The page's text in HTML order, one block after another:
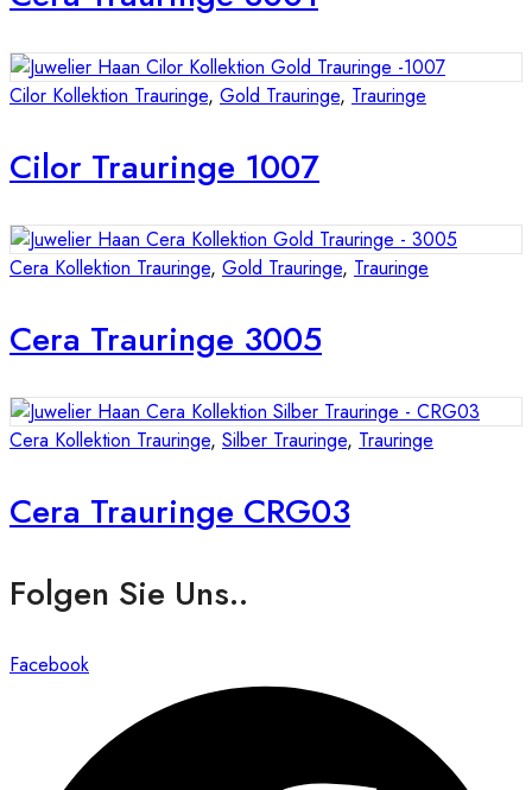
Cilor Kollektion Trauringe, Gold Trauringe, Trauringe
Cilor Trauringe 1007
Cera Kollektion Trauringe, Gold Trauringe, Trauringe
Cera Trauringe 3005
Cera Kollektion Trauringe, Silber Trauringe, Trauringe
Cera Trauringe CRG03
Folgen Sie Uns..
Facebook